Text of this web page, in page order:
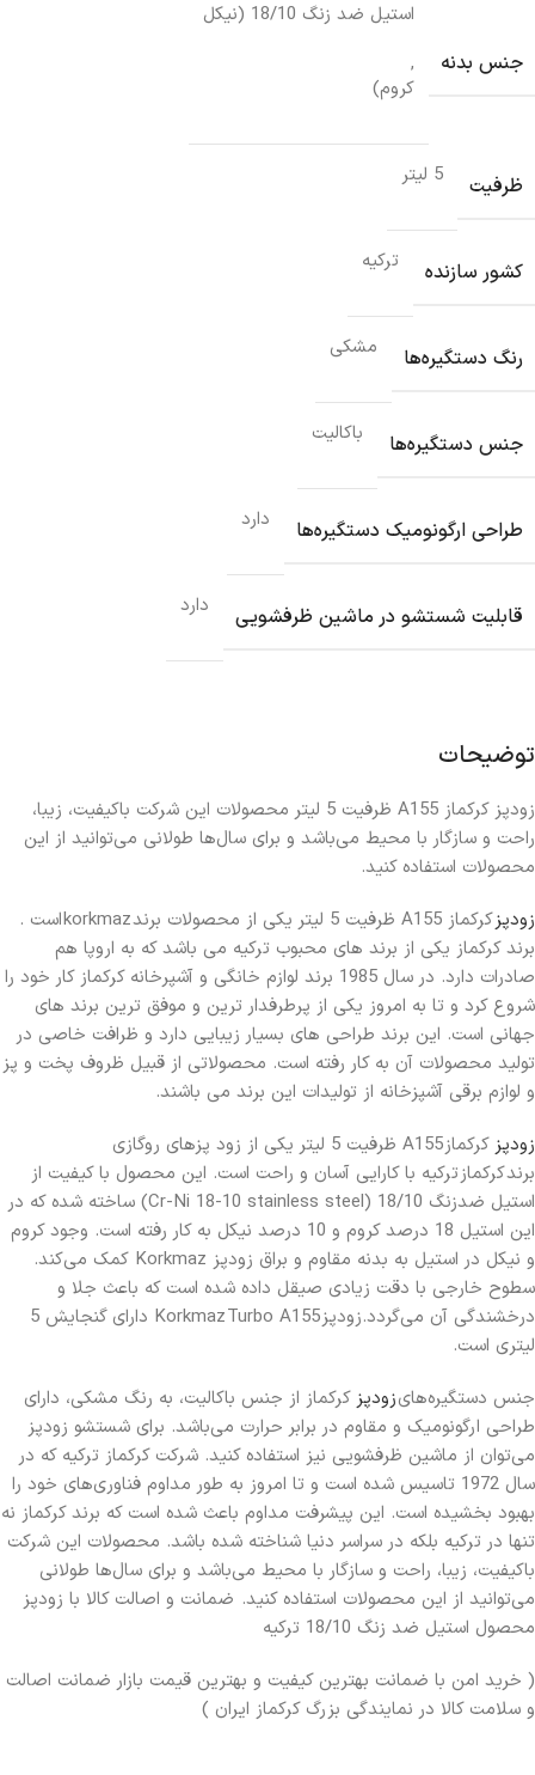
توضیحات
زودپز کرکماز A155 ظرفیت 5 لیتر محصولات این شرکت باکیفیت، زیبا،
راحت و سازگار با محیط می‌باشد و برای سال‌ها طولانی می‌توانید از این
محصولات استفاده کنید.
زودپز
کرکماز A155 ظرفیت 5 لیتر یکی از محصولات برند korkmaz است .
برند کرکماز یکی از برند های محبوب ترکیه می باشد که به اروپا هم
صادرات دارد. در سال 1985 برند لوازم خانگی و آشپرخانه کرکماز کار خود را
شروع کرد و تا به امروز یکی از پرطرفدار ترین و موفق ترین برند های
جهانی است. این برند طراحی های بسیار زیبایی دارد و ظرافت خاصی در
تولید محصولات آن به کار رفته است. محصولاتی از قبیل ظروف پخت و پز
و لوازم برقی آشپزخانه از تولیدات این برند می باشند.
زودپز
کرکماز A155 ظرفیت 5 لیتر یکی از زود پزهای روگازی
برند کرکماز ترکیه با کارایی آسان و راحت است. این محصول با کیفیت از
استیل ضدزنگ 18/10 (Cr-Ni 18-10 stainless steel) ساخته شده که در
این استیل 18 درصد کروم و 10 درصد نیکل به کار رفته است. وجود کروم
و نیکل در استیل به بدنه مقاوم و براق زودپز Korkmaz کمک می‌کند.
سطوح خارجی با دقت زیادی صیقل داده شده است که باعث جلا و
درخشندگی آن می‌گردد.زودپز Korkmaz Turbo A155 دارای گنجایش 5
لیتری است.
جنس دستگیره‌هایزودپز کرکماز از جنس باکالیت، به رنگ مشکی، دارای
طراحی ارگونومیک و مقاوم در برابر حرارت می‌باشد. برای شستشو زودپز
می‌توان از ماشین ظرفشویی نیز استفاده کنید. شرکت کرکماز ترکیه که در
سال 1972 تاسیس شده است و تا امروز به طور مداوم فناوری‌های خود را
بهبود بخشیده است. این پیشرفت مداوم باعث شده است که برند کرکماز نه
تنها در ترکیه بلکه در سراسر دنیا شناخته شده باشد. محصولات این شرکت
باکیفیت، زیبا، راحت و سازگار با محیط می‌باشد و برای سال‌ها طولانی
می‌توانید از این محصولات استفاده کنید. ضمانت و اصالت کالا با زودپز
محصول استیل ضد زنگ 18/10 ترکیه
( خرید امن با ضمانت بهترین کیفیت و بهترین قیمت بازار ضمانت اصالت
و سلامت کالا در نمایندگی بزرگ کرکماز ایران )
جنس بدنه
استیل ضد زنگ 18/10 (نیکل
,
کروم)
ظرفیت 5 لیتر
کشور سازنده ترکیه
رنگ دستگیره‌ها مشکی
جنس دستگیره‌ها باکالیت
طراحی ارگونومیک دستگیره‌ها دارد
قابلیت شستشو در ماشین ظرفشویی دارد